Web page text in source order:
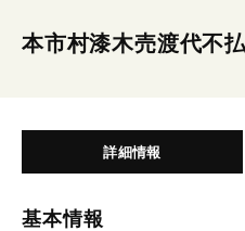
本市村漆木売渡代不
詳細情報
基本情報